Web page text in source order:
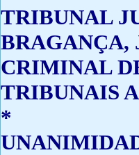
TRIBUNAL
BRAGANÇA,
CRIMINAL
TRIBUNAIS
*